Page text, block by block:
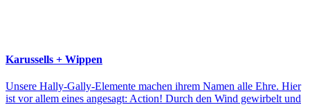
Karussells + Wippen
Unsere Hally-Gally-Elemente machen ihrem Namen alle Ehre. Hier
ist vor allem eines angesagt: Action! Durch den Wind gewirbelt und